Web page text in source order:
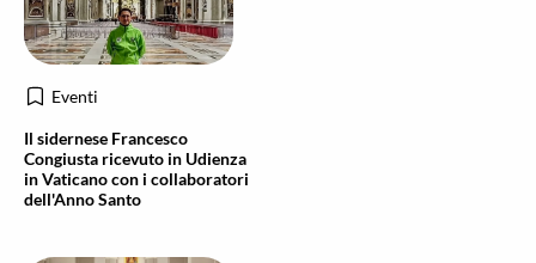
Eventi
Il sidernese Francesco
Congiusta ricevuto in Udienza
in Vaticano con i collaboratori
dell'Anno Santo